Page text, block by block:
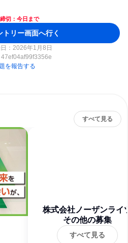
締切：今日まで
トリー画面へ行く
：2026年1月8日
47ef04af99f3356e
を報告する
すべて見る
株式会社ノーザンライ
その他の募集
すべて見る